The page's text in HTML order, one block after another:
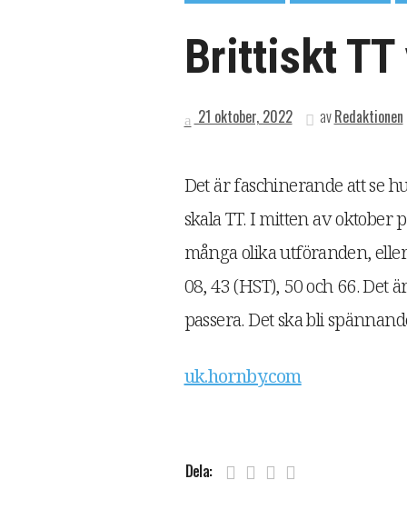
Brittiskt TT
21 oktober, 2022 avRedaktionen
Det är faschinerande att se
skala TT. I mitten av
många olika utföranden,
08, 43 (HST), 50 och 66. Det
passera. Det ska bli
uk.hornby.com
Dela: